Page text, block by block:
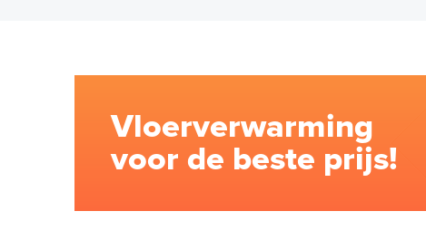
Vloerverwarming
voor de beste prijs!